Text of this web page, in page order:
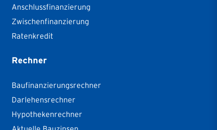
Anschlussfinanzierung
Zwischenfinanzierung
Ratenkredit
Rechner
Baufinanzierungsrechner
Darlehensrechner
Hypothekenrechner